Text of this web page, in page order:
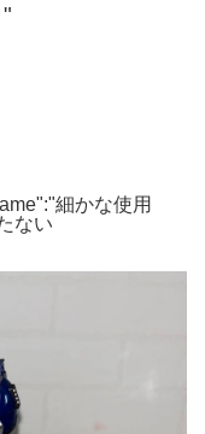
細かな使用
ない